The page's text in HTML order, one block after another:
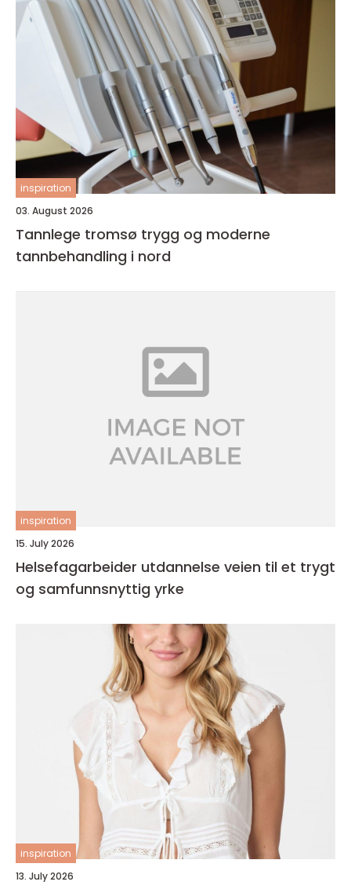
inspiration
03. August 2026
Tannlege tromsø trygg og moderne
tannbehandling i nord
inspiration
15. July 2026
Helsefagarbeider utdannelse veien til et trygt
og samfunnsnyttig yrke
inspiration
13. July 2026